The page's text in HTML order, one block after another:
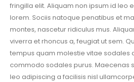
fringilla elit. Aliquam non ipsum id leo
lorem. Sociis natoque penatibus et
montes, nascetur ridiculus mus.
viverra et rhoncus a, feugiat ut sem.
tempus quam molestie vitae sodales
commodo sodales purus. Maecenas
leo adipiscing a facilisis nisl